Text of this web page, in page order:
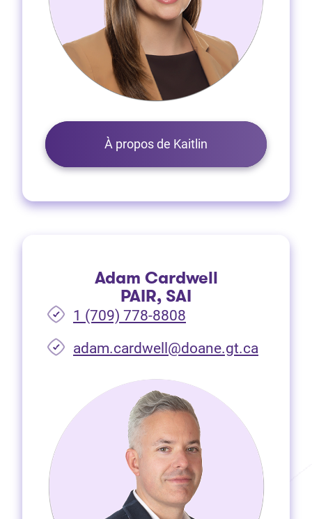
À propos de Kaitlin
Adam Cardwell
PAIR, SAI
1 (709) 778-8808
adam.cardwell@doane.gt.ca